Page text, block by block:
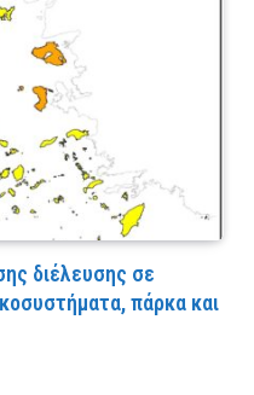
διέλευσης σε
πάρκα και